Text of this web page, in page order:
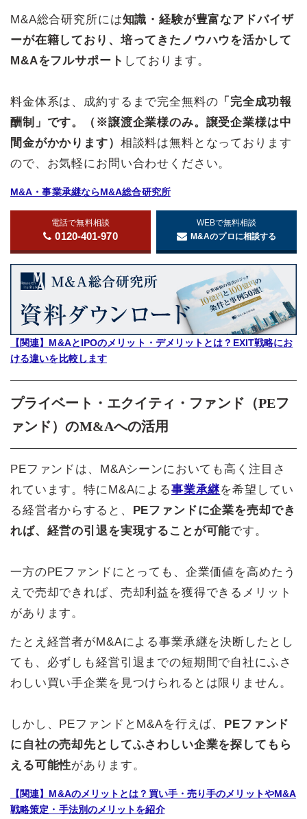
M&A総合研究所には知識・経験が豊富なアドバイザ
ーが在籍しており、培ってきたノウハウを活かして
M&Aをフルサポート しております。
料金体系は、成約するまで完全無料の 「完全成功報
酬制」です。（※譲渡企業様のみ。譲受企業様は中
間金がかかります） 相談料は無料となっております
ので、お気軽にお問い合わせください。
M&A・事業承継ならM&A総合研究所
電話で無料相談
0120-401-970
WEBで無料相談
M&Aのプロに相談する
【関連】M&AとIPOのメリット・デメリットとは？EXIT戦略にお
ける違いを比較します
プライベート・エクイティ・ファンド（PEフ
ァンド）のM&Aへの活用
PEファンドは、M&Aシーンにおいても高く注目さ
れています。特にM&Aによる事業承継を希望してい
る経営者からすると、
PEファンドに企業を売却でき
れば、経営の引退を実現することが可能です。
一方のPEファンドにとっても、企業価値を高めたう
えで売却できれば、売却利益を獲得できるメリット
があります。
たとえ経営者がM&Aによる事業承継を決断したとし
ても、必ずしも経営引退までの短期間で自社にふさ
わしい買い手企業を見つけられるとは限りません。
しかし、PEファンドとM&Aを行えば、
PEファンド
に自社の売却先としてふさわしい企業を探してもら
える可能性があります。
【関連】M&Aのメリットとは？買い手・売り手のメリットやM&A
戦略策定・手法別のメリットを紹介